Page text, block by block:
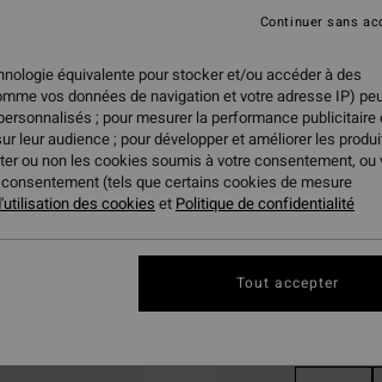
(10
59,95 €
30%
41,97 €
BONS PLANS
CouleurCaslte Rock
équivalente pour stocker et/ou accéder à des
vos données de navigation et votre adresse IP)
; pour mesurer la performance publicitaire
leur audience ; pour développer et améliorer les
ou non les cookies soumis à votre consentement, ou
(tels que certains cookies de mesure
des cookies et Politique de confidentialité
Continuer sans
Tout accepter